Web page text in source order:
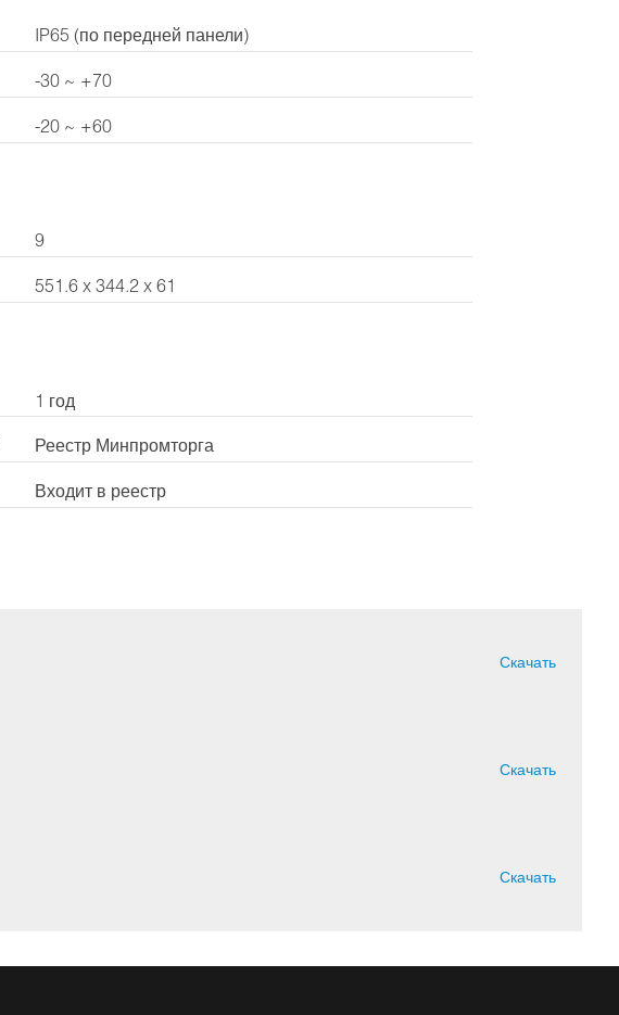
IP65 (по передней панели)
-30 ~ +70
-20 ~ +60
9
551.6 x 344.2 x 61
1 год
Реестр Минпромторга
Входит в реестр
Скачать
Скачать
Скачать